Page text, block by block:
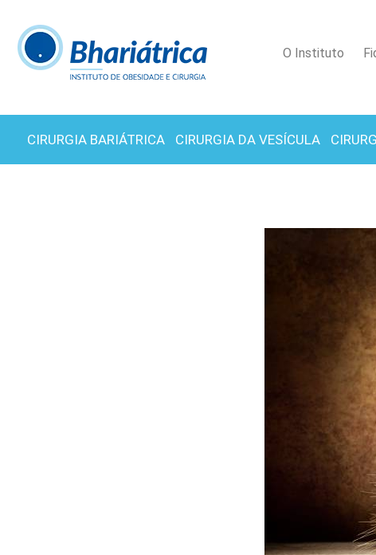
O Instituto
CIRURGIA BARIÁTRICA CIRURGIA DA VESÍCULA